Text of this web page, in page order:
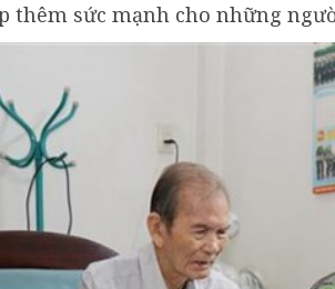
thêm sức mạnh cho những